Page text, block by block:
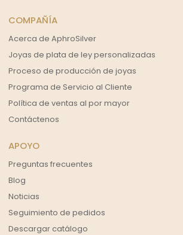
COMPAÑÍA
Acerca de AphroSilver
Joyas de plata de ley personalizadas
Proceso de producción de joyas
Programa de Servicio al Cliente
Política de ventas al por mayor
Contáctenos
APOYO
Preguntas frecuentes
Blog
Noticias
Seguimiento de pedidos
Descargar catálogo